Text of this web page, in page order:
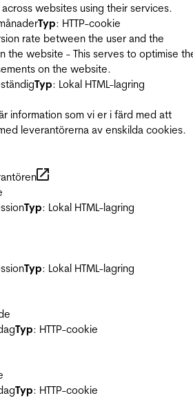
websites using their services.
Typ: HTTP-cookie
rate between the user and the
the website - This serves to optimise
on the website.
Typ: Lokal HTML-lagring
information som vi er i färd med att
leverantörerna av enskilda cookies.
Typ: Lokal HTML-lagring
Typ: Lokal HTML-lagring
Typ: HTTP-cookie
Typ: HTTP-cookie